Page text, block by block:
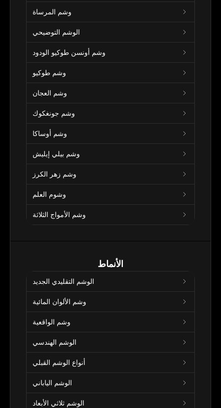
وشم المرساة
الوشم التوضيحي
وشم أونسن طوكيو الودود
وشم طوكيو
وشم العجان
وشم جونغكوك
وشم أوساكا
وشم بيلي إيليش
وشم زهر الكرز
وشوم العلم
وشم الأمواج الثلاثة
الأنماط
الوشم التقليدي الجديد
وشم الألوان المائية
وشم الواقعية
الوشم الهندسي
أنواع الوشم القبلي
الوشم الياباني
الوشم ثلاثي الأبعاد